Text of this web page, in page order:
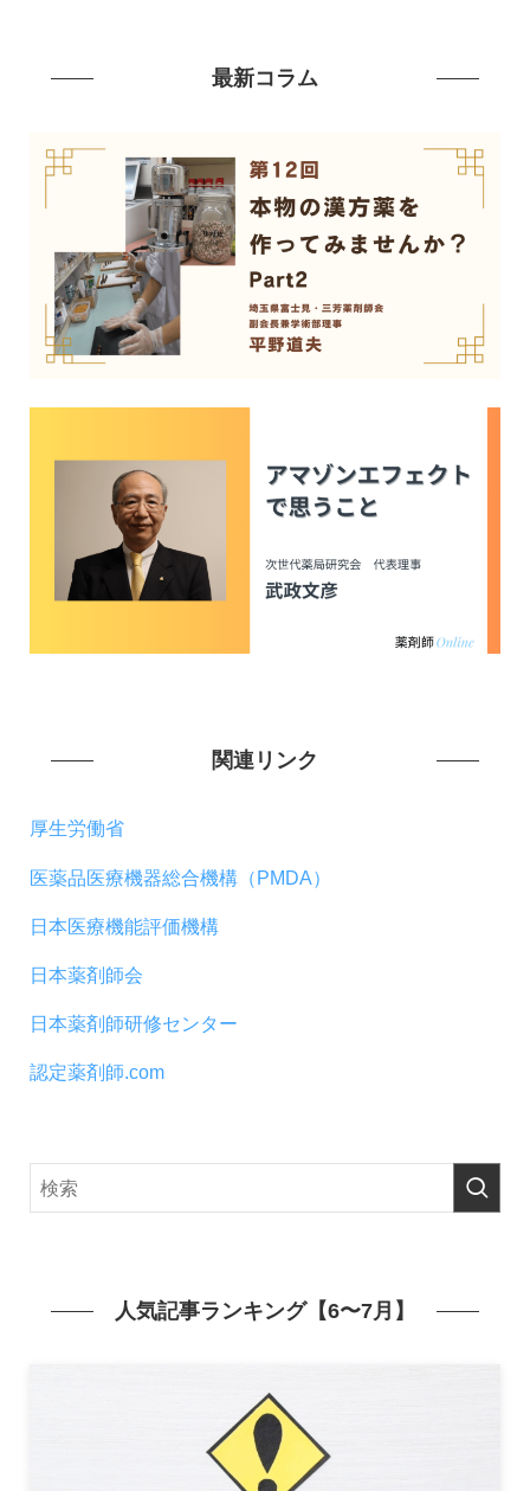
最新コラム
関連リンク
厚生労働省
医薬品医療機器総合機構（PMDA）
日本医療機能評価機構
日本薬剤師会
日本薬剤師研修センター
認定薬剤師.com
人気記事ランキング【6〜7月】